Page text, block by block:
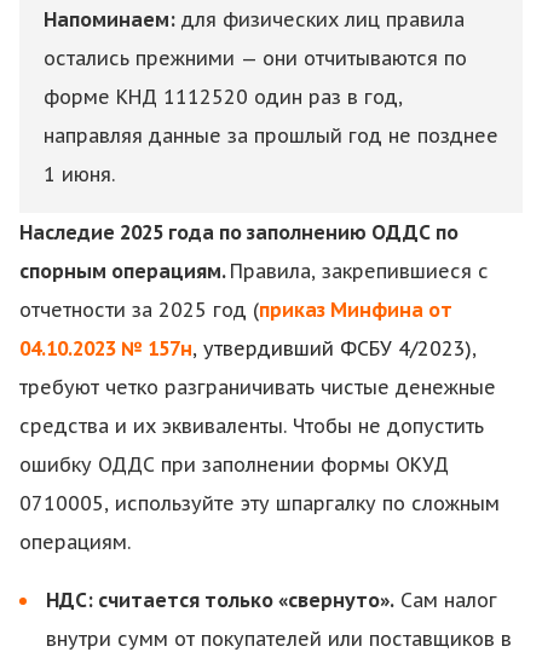
Напоминаем: для физических лиц правила
остались прежними — они отчитываются по
форме КНД 1112520 один раз в год,
направляя данные за прошлый год не позднее
1 июня.
Наследие 2025 года по заполнению ОДДС по
спорным операциям. Правила, закрепившиеся с
отчетности за 2025 год (приказ Минфина от
04.10.2023 № 157н, утвердивший ФСБУ 4/2023),
требуют четко разграничивать чистые денежные
средства и их эквиваленты. Чтобы не допустить
ошибку ОДДС при заполнении формы ОКУД
0710005, используйте эту шпаргалку по сложным
операциям.
НДС: считается только «свернуто». Сам налог
внутри сумм от покупателей или поставщиков в